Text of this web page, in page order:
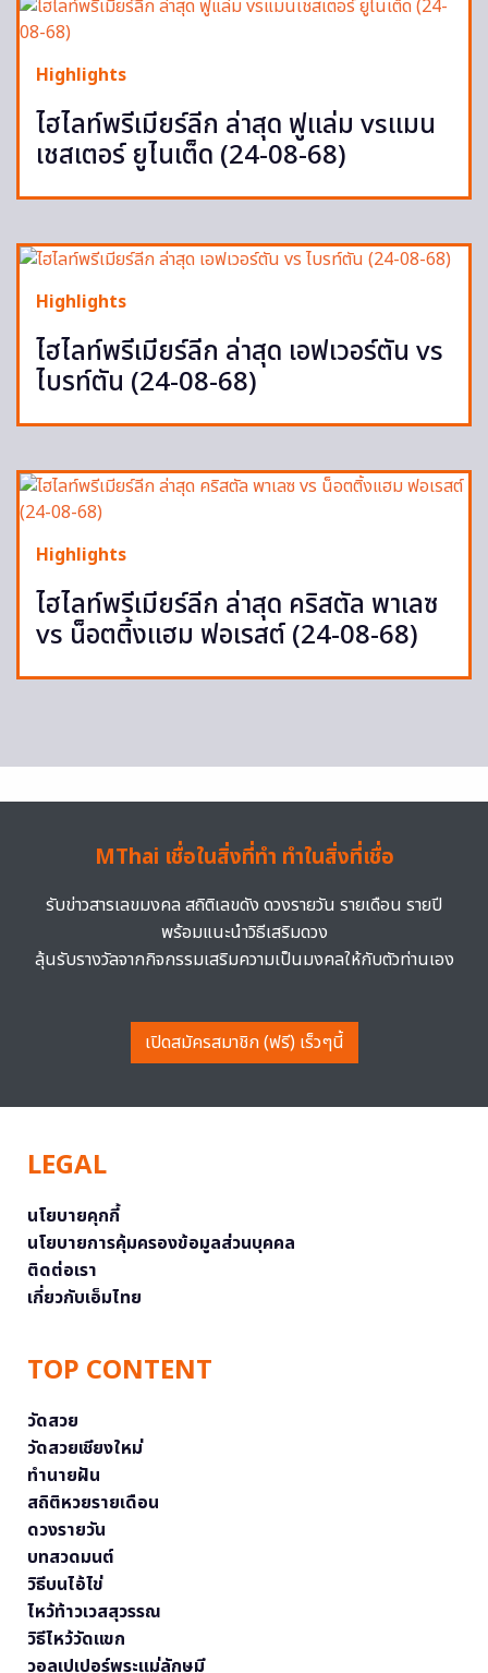
Highlights
ไฮไลท์พรีเมียร์ลีก ล่าสุด ฟูแล่ม vsแมน
เชสเตอร์ ยูไนเต็ด (24-08-68)
Highlights
ไฮไลท์พรีเมียร์ลีก ล่าสุด เอฟเวอร์ตัน vs
ไบรท์ตัน (24-08-68)
Highlights
ไฮไลท์พรีเมียร์ลีก ล่าสุด คริสตัล พาเลซ
vs น็อตติ้งแฮม ฟอเรสต์ (24-08-68)
MThai เชื่อในสิ่งที่ทำ ทำในสิ่งที่เชื่อ
รับข่าวสารเลขมงคล สถิติเลขดัง ดวงรายวัน รายเดือน รายปี
พร้อมแนะนำวิธีเสริมดวง
ลุ้นรับรางวัลจากกิจกรรมเสริมความเป็นมงคลให้กับตัวท่านเอง
เปิดสมัครสมาชิก (ฟรี) เร็วๆนี้
LEGAL
นโยบายคุกกี้
นโยบายการคุ้มครองข้อมูลส่วนบุคคล
ติดต่อเรา
เกี่ยวกับเอ็มไทย
TOP CONTENT
วัดสวย
วัดสวยเชียงใหม่
ทำนายฝัน
สถิติหวยรายเดือน
ดวงรายวัน
บทสวดมนต์
วิธีบนไอ้ไข่
ไหว้ท้าวเวสสุวรรณ
วิธีไหว้วัดแขก
วอลเปเปอร์พระแม่ลักษมี